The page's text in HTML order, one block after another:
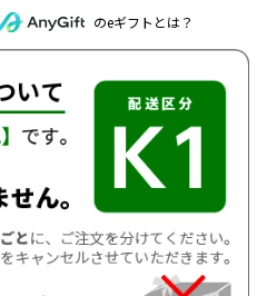
のeギフトとは？